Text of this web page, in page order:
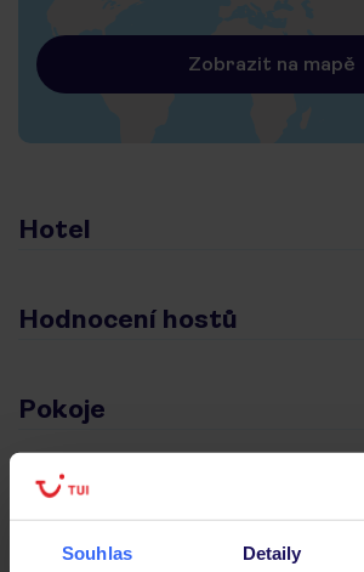
Souhlas Detaily
Zobrazit na mapě
Hotel
Hodnocení hostů
Pokoje
Stravování